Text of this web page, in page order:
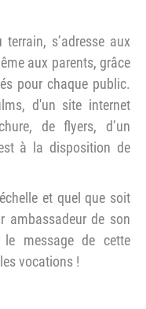
s’adresse aux
aux parents, grâce
pour chaque public.
d'un site internet
de flyers, d’un
à la disposition de
et quel que soit
ambassadeur de son
message de cette
vocations !